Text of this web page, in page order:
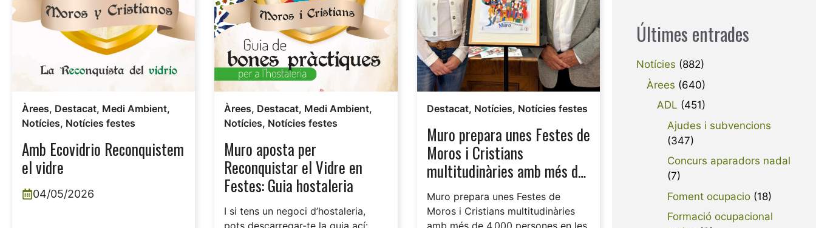
Àrees, Destacat, Medi Ambient,
Notícies, Notícies festes
Amb Ecovidrio Reconquistem
el vidre
04/05/2026
Àrees, Destacat, Medi Ambient,
Notícies, Notícies festes
Muro aposta per
Reconquistar el Vidre en
Festes: Guia hostaleria
I si tens un negoci d’hostaleria,
Destacat, Notícies, Notícies festes
Muro prepara unes Festes de
Moros i Cristians
multitudinàries amb més de
4.000 persones en les
Entrades
Muro prepara unes Festes de
Moros i Cristians multitudinàries
Últimes entrades
Notícies (882)
Àrees (640)
ADL (451)
Ajudes i subvencions
(347)
Concurs aparadors nadal
(7)
Foment ocupacio (18)
Formació ocupacional